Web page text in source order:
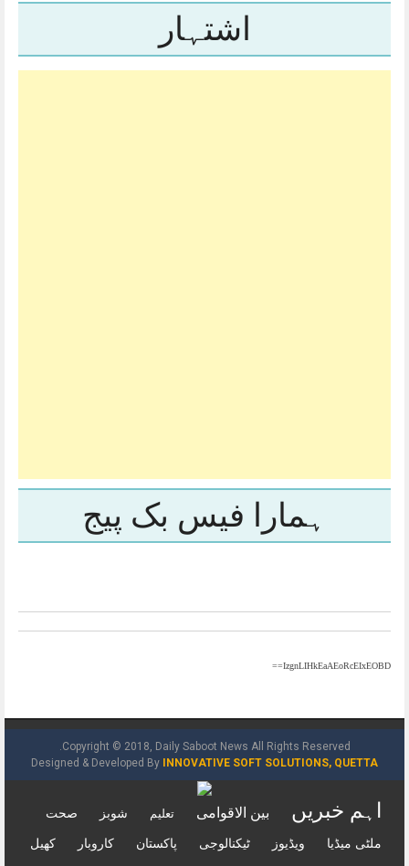
اشتہار
ہمارا فیس بک پیج
IzgnLIHkEaAEoRcEIxEOBD==
Copyright © 2018, Daily Saboot News All Rights Reserved.
Designed & Developed ByINNOVATIVE SOFT SOLUTIONS, QUETTA
اہم خبریں بین الاقوامی تعلیم شوبز صحت
ملٹی میڈیا ویڈیوز ٹیکنالوجی پاکستان کاروبار کھیل